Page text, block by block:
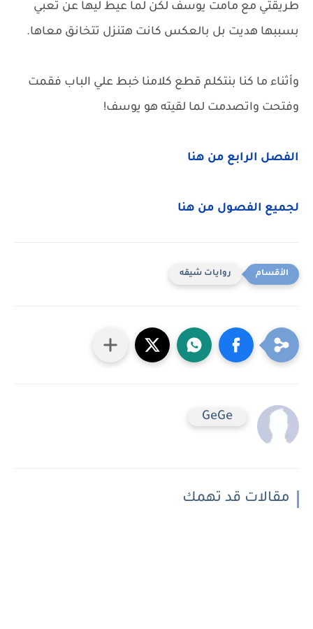
طريقتي مع مامت يوسف لكن لما عيط ليها عن تعبي
بسببها هديت بل بالعكس كانت هتنزل تتخانق معاها.
وأثناء ما كنا بنتكلم قطع كلامنا خبط علي الباب فقمت
وفتحت واتصدمت لما لقيته هو يوسف!
الفصل الرابع من هنا
لجميع الفصول من هنا
روايات شيقه
GeGe
مقالات قد تهمك